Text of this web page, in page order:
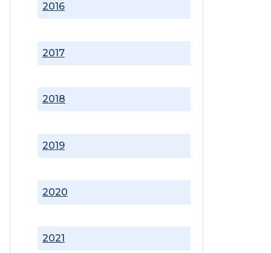
2016
2017
2018
2019
2020
2021